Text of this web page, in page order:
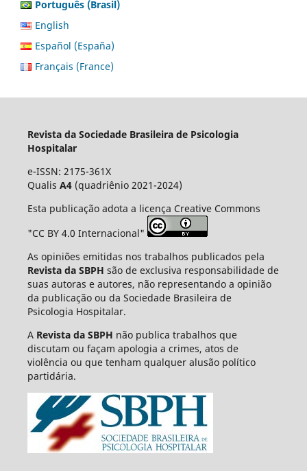
Português (Brasil)
English
Español (España)
Français (France)
Revista da Sociedade Brasileira de Psicologia
Hospitalar
e-ISSN: 2175-361X
Qualis A4(quadriênio 2021-2024)
Esta publicação adota a licença Creative Commons
"CC BY 4.0 Internacional"
As opiniões emitidas nos trabalhos publicados pela
Revista da SBPH são de exclusiva responsabilidade de
suas autoras e autores, não representando a opinião
da publicação ou da Sociedade Brasileira de
Psicologia Hospitalar.
A Revista da SBPH não publica trabalhos que
discutam ou façam apologia a crimes, atos de
violência ou que tenham qualquer alusão político
partidária.